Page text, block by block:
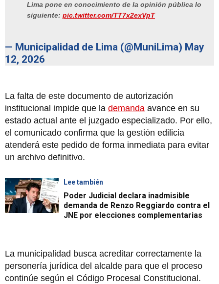
Lima pone en conocimiento de la opinión pública lo
siguiente: pic.twitter.com/TT7x2exVpT
— Municipalidad de Lima (@MuniLima) May
12, 2026
La falta de este documento de autorización
institucional impide que la demanda avance en su
estado actual ante el juzgado especializado. Por ello,
el comunicado confirma que la gestión edilicia
atenderá este pedido de forma inmediata para evitar
un archivo definitivo.
Lee también
Poder Judicial declara inadmisible
demanda de Renzo Reggiardo contra el
JNE por elecciones complementarias
La municipalidad busca acreditar correctamente la
personería jurídica del alcalde para que el proceso
continúe según el Código Procesal Constitucional.